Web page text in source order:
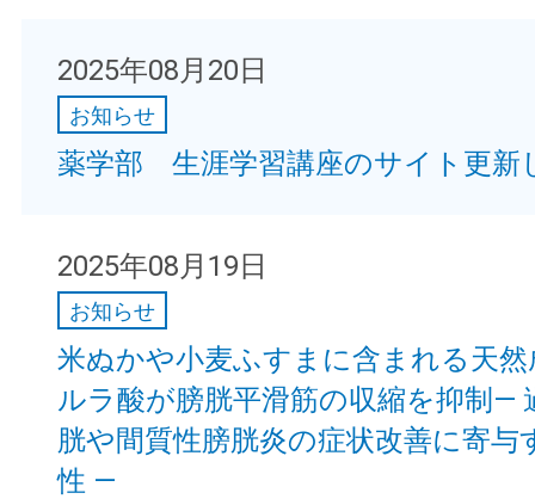
2025年08月20日
お知らせ
薬学部 生涯学習講座のサイト更新
2025年08月19日
お知らせ
米ぬかや小麦ふすまに含まれる天
ルラ酸が膀胱平滑筋の収縮を抑制—
胱や間質性膀胱炎の症状改善に寄与
性 —